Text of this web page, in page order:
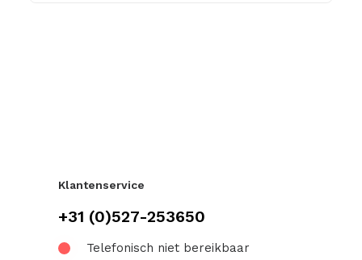
Klantenservice
+31 (0)527-253650
Telefonisch niet bereikbaar